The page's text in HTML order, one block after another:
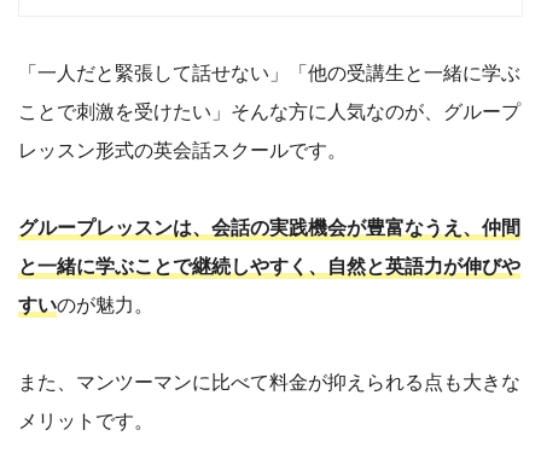
「一人だと緊張して話せない」「他の受講生と一緒に学ぶ
ことで刺激を受けたい」そんな方に人気なのが、グループ
レッスン形式の英会話スクールです。
グループレッスンは、会話の実践機会が豊富なうえ、仲間
と一緒に学ぶことで継続しやすく、自然と英語力が伸びや
すいのが魅力。
また、マンツーマンに比べて料金が抑えられる点も大きな
メリットです。